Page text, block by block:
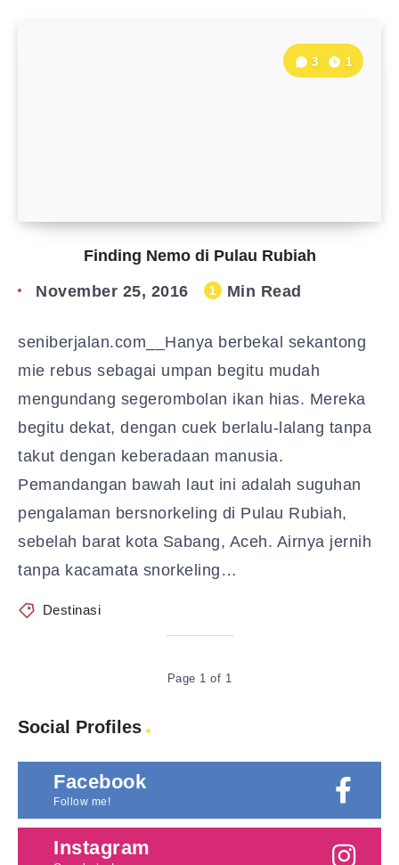
Finding Nemo di Pulau Rubiah
3 1
November 25, 2016 1 Min Read
seniberjalan.com__Hanya berbekal sekantong
mie rebus sebagai umpan begitu mudah
mengundang segerombolan ikan hias. Mereka
begitu dekat, dengan cuek berlalu-lalang tanpa
takut dengan keberadaan manusia.
Pemandangan bawah laut ini adalah suguhan
pengalaman bersnorkeling di Pulau Rubiah,
sebelah barat kota Sabang, Aceh. Airnya jernih
tanpa kacamata snorkeling…
Destinasi
Page 1 of 1
Social Profiles
Facebook
Follow me!
Instagram